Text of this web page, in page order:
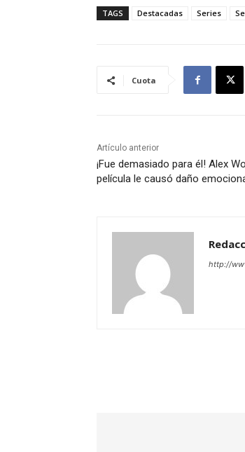
TAGS Destacadas Series
Cuota
Artículo anterior
¡Fue demasiado para él! Alex
película le causó daño
http://